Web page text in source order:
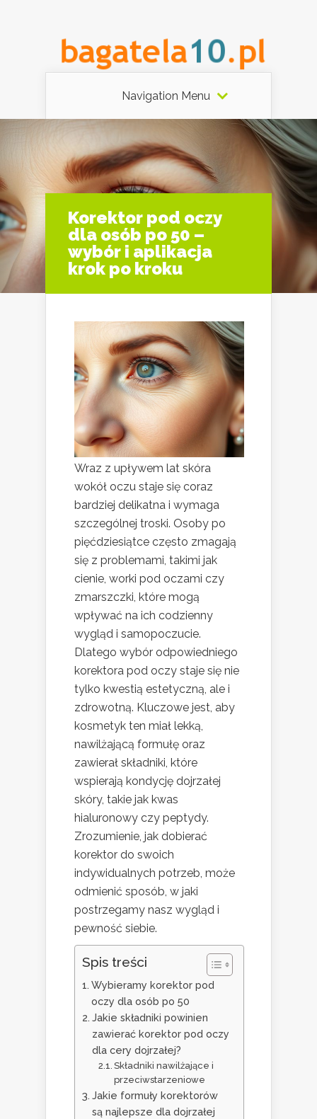
Navigation Menu
Korektor pod oczy
dla osób po 50 –
wybór i aplikacja
krok po kroku
Wraz z upływem lat skóra
wokół oczu staje się coraz
bardziej delikatna i wymaga
szczególnej troski. Osoby po
pięćdziesiątce często zmagają
się z problemami, takimi jak
cienie, worki pod oczami czy
zmarszczki, które mogą
wpływać na ich codzienny
wygląd i samopoczucie.
Dlatego wybór odpowiedniego
korektora pod oczy staje się nie
tylko kwestią estetyczną, ale i
zdrowotną. Kluczowe jest, aby
kosmetyk ten miał lekką,
nawilżającą formułę oraz
zawierał składniki, które
wspierają kondycję dojrzałej
skóry, takie jak kwas
hialuronowy czy peptydy.
Zrozumienie, jak dobierać
korektor do swoich
indywidualnych potrzeb, może
odmienić sposób, w jaki
postrzegamy nasz wygląd i
pewność siebie.
Spis treści
Wybieramy korektor pod
oczy dla osób po 50
Jakie składniki powinien
zawierać korektor pod oczy
dla cery dojrzałej?
Składniki nawilżające i
przeciwstarzeniowe
Jakie formuły korektorów
są najlepsze dla dojrzałej